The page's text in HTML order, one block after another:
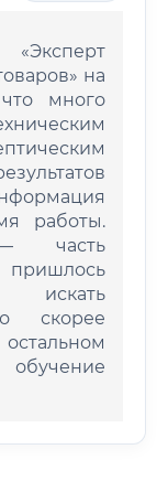
на
много
работы.
часть
пришлось
скорее